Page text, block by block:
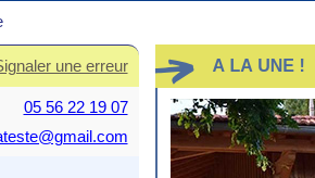
une erreur
05 56 22 19 07